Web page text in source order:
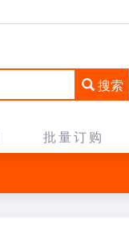
搜索
批量订购